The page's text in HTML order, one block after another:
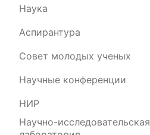
Наука
Аспирантура
Совет молодых ученых
Научные конференции
НИР
Научно-исследовательская